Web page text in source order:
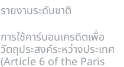
รายงานระดับชาติ
การใช้คาร์บอนเครดิตเพื่อ
วัตถุประสงค์ระหว่างประเทศ
(Article 6 of the Paris